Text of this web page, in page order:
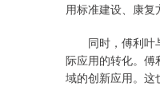
用标准建设、康复
同时，傅利叶与
际应用的转化。傅
域的创新应用。这